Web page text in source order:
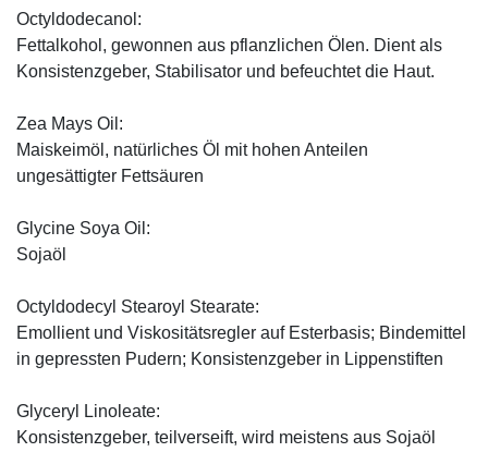
Octyldodecanol:
Fettalkohol, gewonnen aus pflanzlichen Ölen. Dient als
Konsistenzgeber, Stabilisator und befeuchtet die Haut.
Zea Mays Oil:
Maiskeimöl, natürliches Öl mit hohen Anteilen
ungesättigter Fettsäuren
Glycine Soya Oil:
Sojaöl
Octyldodecyl Stearoyl Stearate:
Emollient und Viskositätsregler auf Esterbasis; Bindemittel
in gepressten Pudern; Konsistenzgeber in Lippenstiften
Glyceryl Linoleate:
Konsistenzgeber, teilverseift, wird meistens aus Sojaöl